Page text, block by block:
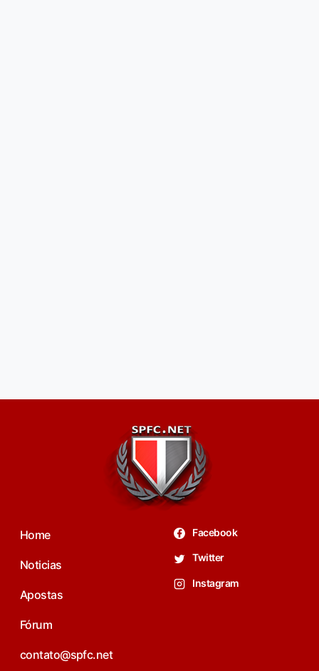
Home
Noticias
Apostas
Fórum
contato@spfc.net
Facebook
Twitter
Instagram